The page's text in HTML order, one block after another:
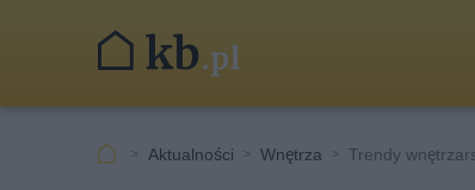
Aktualności Wnętrza Trendy